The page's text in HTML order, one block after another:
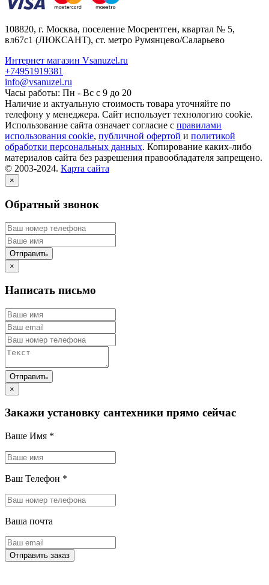
108820, г. Москва, поселение Мосрентген, квартал № 5,
вл67с1 (ЛЮКСАНТ), ст. метро Румянцево/Саларьево
Интернет магазин Vsanuzel.ru
+74951919381
info@vsanuzel.ru
Часы работы: Пн - Вс с 9 до 20
Наличие и актуальную стоимость товара уточняйте по
телефону у менеджера. Сайт использует технологию cookie.
Использование сайта означает согласие с правилами
использования cookie, публичной офертой и политикой
обработки персональных данных. Копирование каких-либо
материалов сайта без разрешения правообладателя запрещено.
© 2003-2024. Карта сайта
×
Обратный звонок
×
Написать письмо
×
Закажи установку сантехники прямо сейчас
Ваше Имя *
Ваш Телефон *
Ваша почта